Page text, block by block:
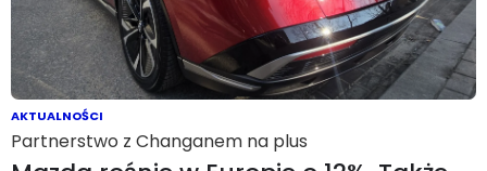
AKTUALNOŚCI
Partnerstwo z Changanem na plus